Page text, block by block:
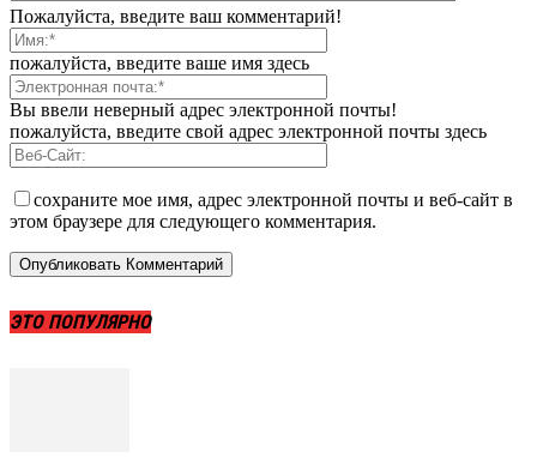
Пожалуйста, введите ваш комментарий!
пожалуйста, введите ваше имя здесь
Вы ввели неверный адрес электронной почты!
пожалуйста, введите свой адрес электронной почты здесь
сохраните мое имя, адрес электронной почты и веб-сайт в
этом браузере для следующего комментария.
ЭТО ПОПУЛЯРНО